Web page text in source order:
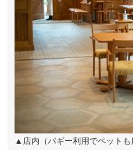
▲店内（バギー利用でペットも